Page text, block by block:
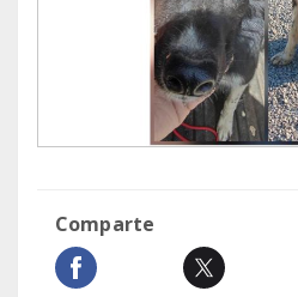
Comparte